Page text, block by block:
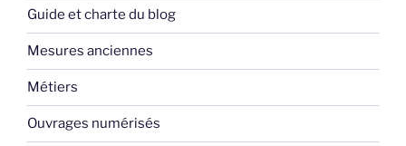
Guide et charte du blog
Mesures anciennes
Métiers
Ouvrages numérisés